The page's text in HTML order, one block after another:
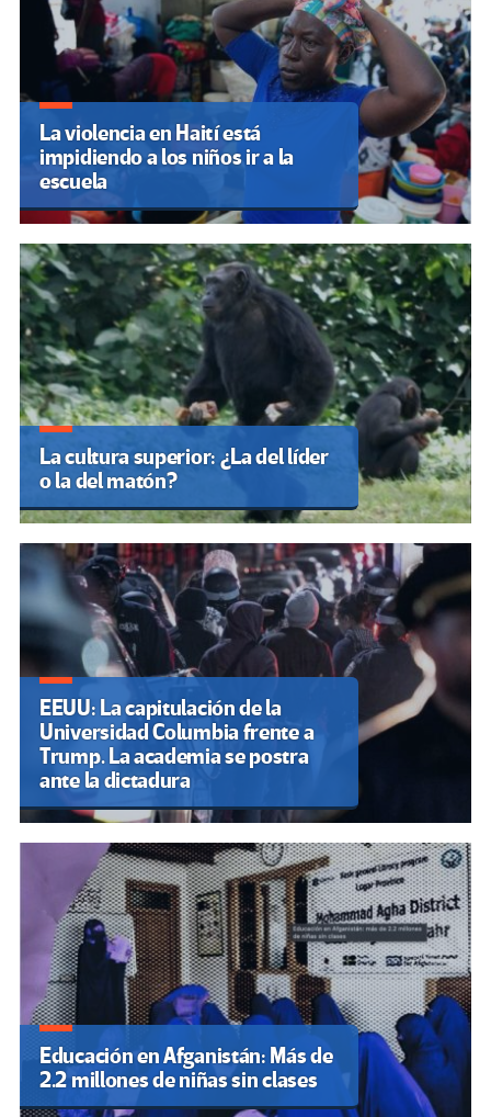
La violencia en Haití está
impidiendo a los niños ir a la
escuela
La cultura superior: ¿La del líder
o la del matón?
EEUU: La capitulación de la
Universidad Columbia frente a
Trump. La academia se postra
ante la dictadura
Educación en Afganistán: Más de
2.2 millones de niñas sin clases